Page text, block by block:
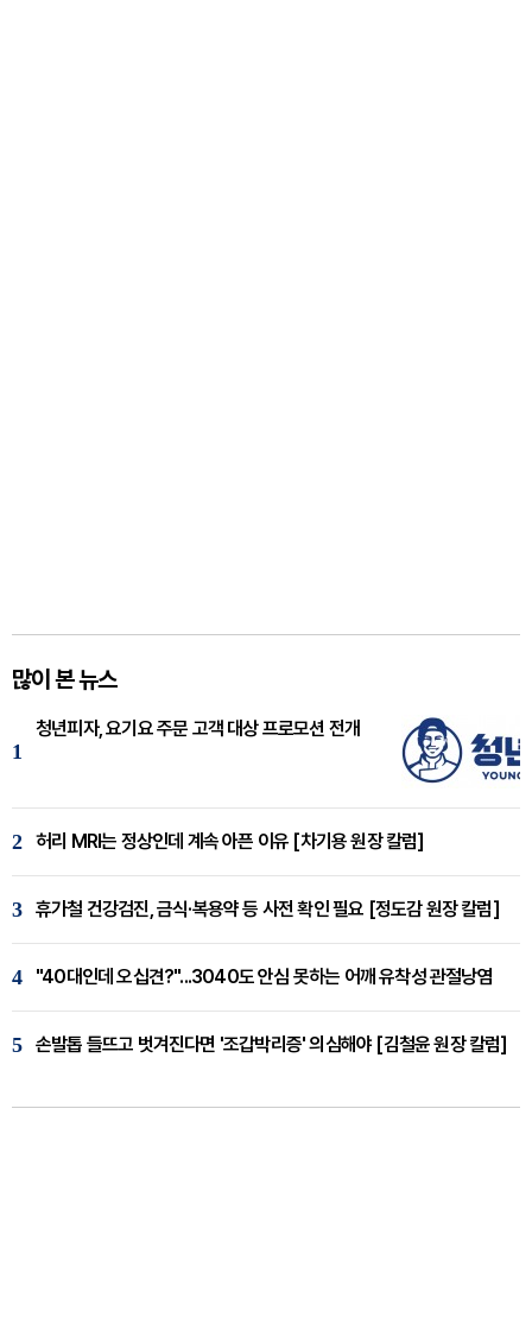
많이 본 뉴스
1
청년피자, 요기요 주문 고객 대상 프로모션 전개
2 허리 MRI는 정상인데 계속 아픈 이유 [차기용 원장 칼럼]
3 휴가철 건강검진, 금식·복용약 등 사전 확인 필요 [정도감 원장 칼럼]
4 "40대인데 오십견?"...3040도 안심 못하는 어깨 유착성 관절낭염
5 손발톱 들뜨고 벗겨진다면 '조갑박리증' 의심해야 [김철윤 원장 칼럼]